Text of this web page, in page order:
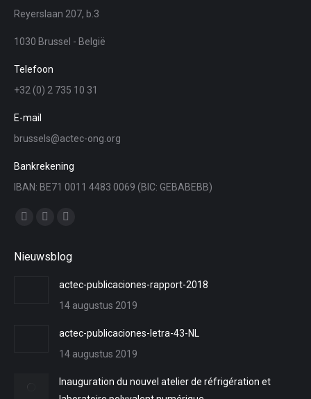
Reyerslaan 207, b.3
1030 Brussel - België
Telefoon
+32 (0) 2 735 10 31
E-mail
brussels@actec-ong.org
Bankrekening
IBAN: BE71 0011 4483 0069 (BIC: GEBABEBB)
Vind ons op:
opensopensopens
window
Nieuwsblog
actec-publicaciones-rapport-2018
14 augustus 2019
actec-publicaciones-letra-43-NL
14 augustus 2019
Inauguration du nouvel atelier de réfrigération et